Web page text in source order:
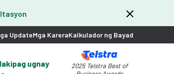
UpdateMga KareraKalkulador ng Bayad
ugnay
2025 Telstra Best of